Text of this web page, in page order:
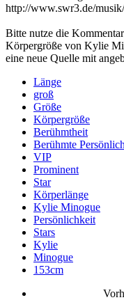
http://www.swr3.de/
Bitte nutze die
Körpergröße von Kylie
eine neue Quelle mit
Länge
groß
Größe
Körpergröße
Berühmtheit
Berühmte
VIP
Prominent
Star
Körperlänge
Kylie Minogue
Persönlichkeit
Stars
Kylie
Minogue
153cm